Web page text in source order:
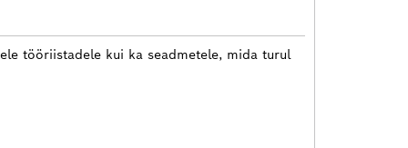
tööriistadele kui ka seadmetele, mida turul